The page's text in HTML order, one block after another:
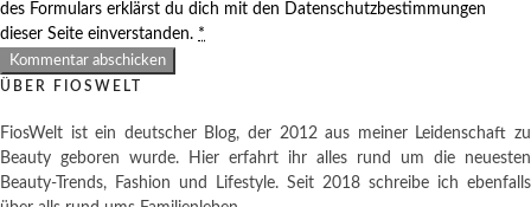
des Formulars erklärst du dich mit den Datenschutzbestimmungen
dieser Seite einverstanden. *
ÜBER FIOSWELT
FiosWelt ist ein deutscher Blog, der 2012 aus meiner Leidenschaft zu
Beauty geboren wurde. Hier erfahrt ihr alles rund um die neuesten
Beauty-Trends, Fashion und Lifestyle. Seit 2018 schreibe ich ebenfalls